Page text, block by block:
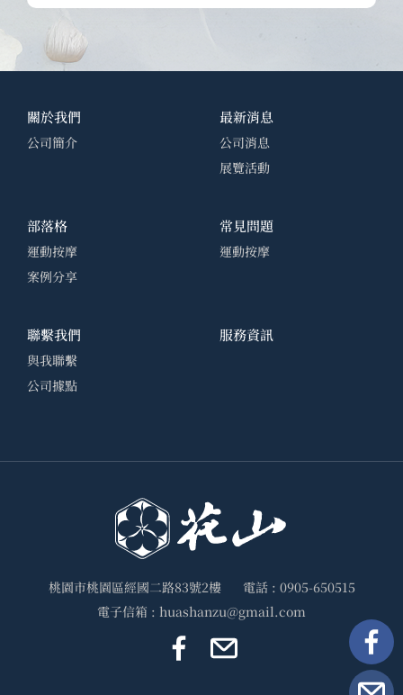
關於我們
公司簡介
最新消息
公司消息
展覽活動
部落格
運動按摩
案例分享
常見問題
運動按摩
聯繫我們
與我聯繫
公司據點
服務資訊
桃園市桃園區經國二路83號2樓 電話 : 0905-650515
電子信箱 : huashanzu@gmail.com